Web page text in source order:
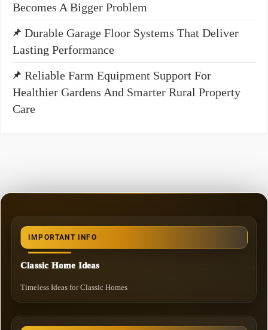
Becomes A Bigger Problem
Durable Garage Floor Systems That Deliver
Lasting Performance
Reliable Farm Equipment Support For
Healthier Gardens And Smarter Rural Property
Care
IMPORTANT INFO
Classic Home Ideas
Timeless Ideas for Classic Homes